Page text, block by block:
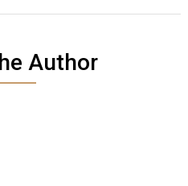
Author